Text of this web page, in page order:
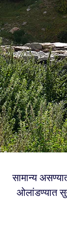
सामान्य
ओलांडण्यात